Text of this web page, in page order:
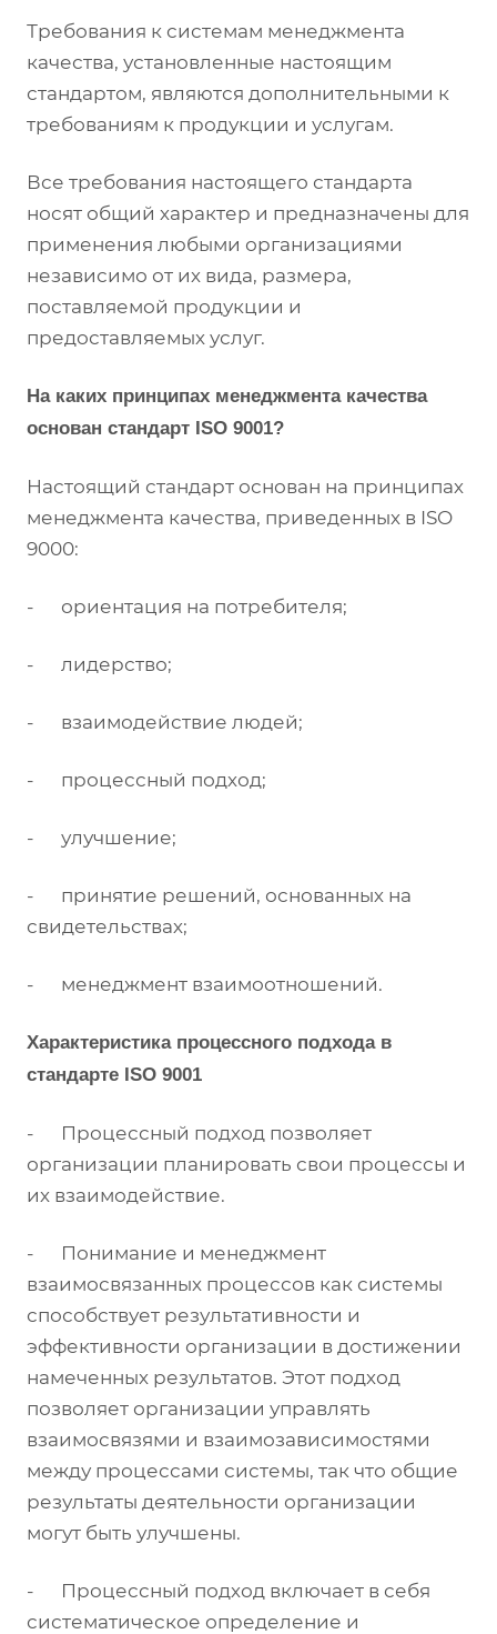
Требования к системам менеджмента
качества, установленные настоящим
стандартом, являются дополнительными к
требованиям к продукции и услугам.
Все требования настоящего стандарта
носят общий характер и предназначены для
применения любыми организациями
независимо от их вида, размера,
поставляемой продукции и
предоставляемых услуг.
На каких принципах менеджмента качества
основан стандарт ISO 9001?
Настоящий стандарт основан на принципах
менеджмента качества, приведенных в ISO
9000:
- ориентация на потребителя;
- лидерство;
- взаимодействие людей;
- процессный подход;
- улучшение;
- принятие решений, основанных на
свидетельствах;
- менеджмент взаимоотношений.
Характеристика процессного подхода в
стандарте ISO 9001
- Процессный подход позволяет
организации планировать свои процессы и
их взаимодействие.
- Понимание и менеджмент
взаимосвязанных процессов как системы
способствует результативности и
эффективности организации в достижении
намеченных результатов. Этот подход
позволяет организации управлять
взаимосвязями и взаимозависимостями
между процессами системы, так что общие
результаты деятельности организации
могут быть улучшены.
- Процессный подход включает в себя
систематическое определение и